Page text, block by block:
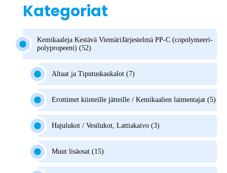
Kategoriat
Kemikaaleja Kestävä ViemäriJärjestelmä PP-C (copolymeeri-
polypropeeni) (52)
Altaat ja Tiputuskaukalot (7)
Erottimet kiinteille jätteille / Kemikaalien laimentajat (5)
Hajulukot / Vesilukot, Lattiakaivo (3)
Muut lisäosat (15)